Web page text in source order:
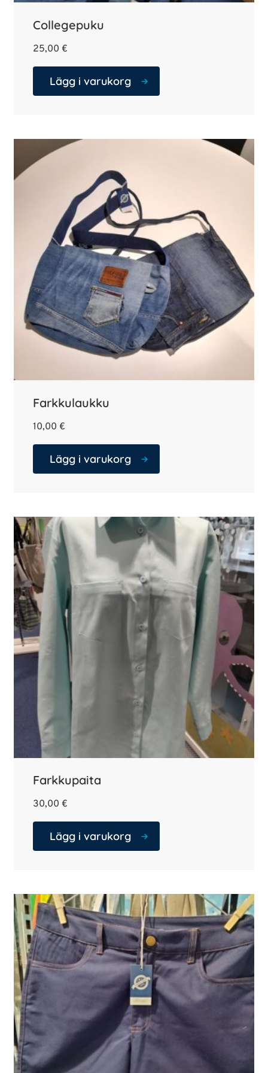
Collegepuku
25,00 €
Lägg i varukorg
Farkkulaukku
10,00 €
Lägg i varukorg
Farkkupaita
30,00 €
Lägg i varukorg